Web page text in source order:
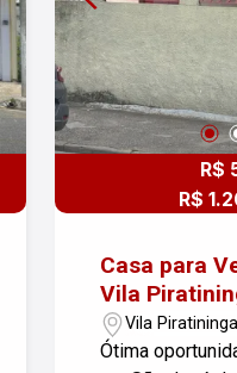
R$
R$
Casa para
Vila
dos Campos
Vila
Campos/SP
Ótima